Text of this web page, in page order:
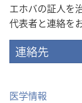
エホバの証人を
代表者と連絡を
連絡先
医学情報